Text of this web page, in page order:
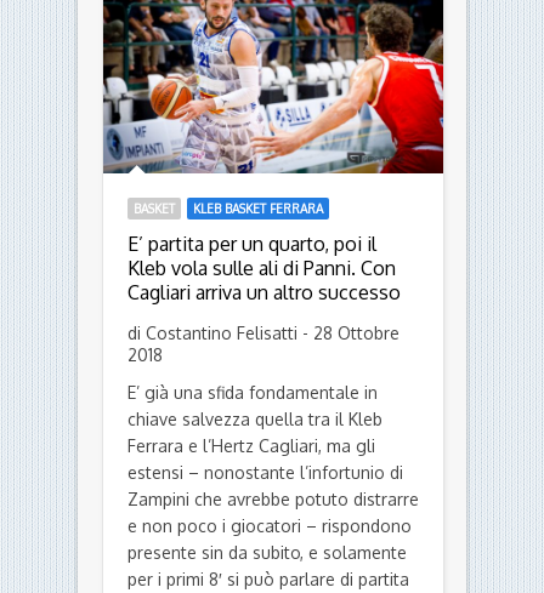
BASKET KLEB BASKET FERRARA
E’ partita per un quarto, poi il
Kleb vola sulle ali di Panni. Con
Cagliari arriva un altro successo
di Costantino Felisatti - 28 Ottobre
2018
E’ già una sfida fondamentale in
chiave salvezza quella tra il Kleb
Ferrara e l’Hertz Cagliari, ma gli
estensi – nonostante l’infortunio di
Zampini che avrebbe potuto distrarre
e non poco i giocatori – rispondono
presente sin da subito, e solamente
per i primi 8′ si può parlare di partita